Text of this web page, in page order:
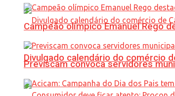
Divulgado calendário do comércio
Campeão olímpico Emanuel Rego
Previscam convoca servidores